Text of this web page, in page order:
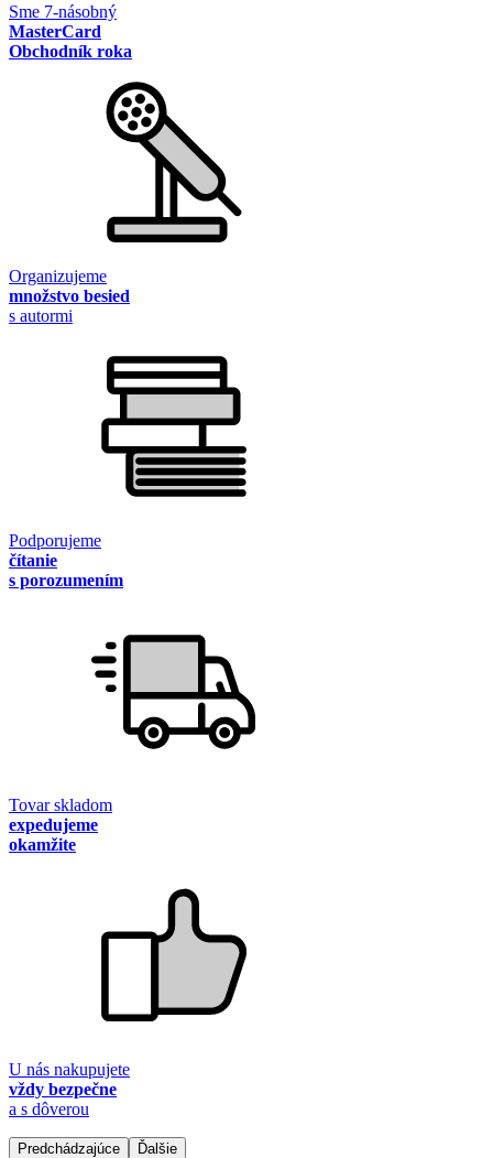
Sme 7-násobný
MasterCard
Obchodník roka
Organizujeme
množstvo besied
s autormi
Podporujeme
čítanie
s porozumením
Tovar skladom
expedujeme
okamžite
U nás nakupujete
vždy bezpečne
a s dôverou
Predchádzajúce Ďalšie